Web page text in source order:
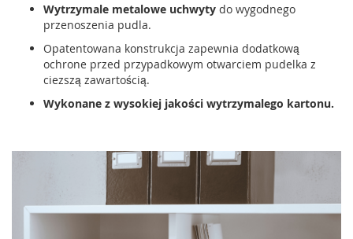
Wytrzymale metalowe uchwyty do wygodnego
przenoszenia pudla.
Opatentowana konstrukcja zapewnia dodatkową
ochrone przed przypadkowym otwarciem pudelka z
ciezszą zawartością.
Wykonane z wysokiej jakości wytrzymalego kartonu.